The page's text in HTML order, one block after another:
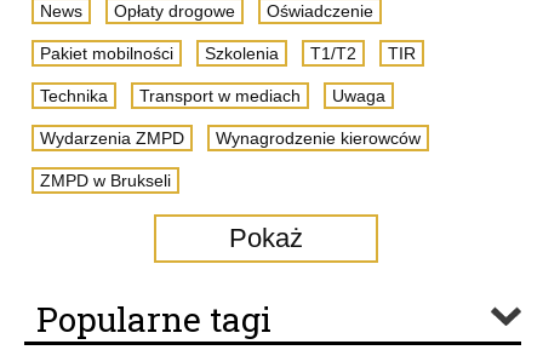
News Opłaty drogowe Oświadczenie
Pakiet mobilności Szkolenia T1/T2 TIR
Technika Transport w mediach Uwaga
Wydarzenia ZMPD Wynagrodzenie kierowców
ZMPD w Brukseli
Pokaż
Popularne tagi